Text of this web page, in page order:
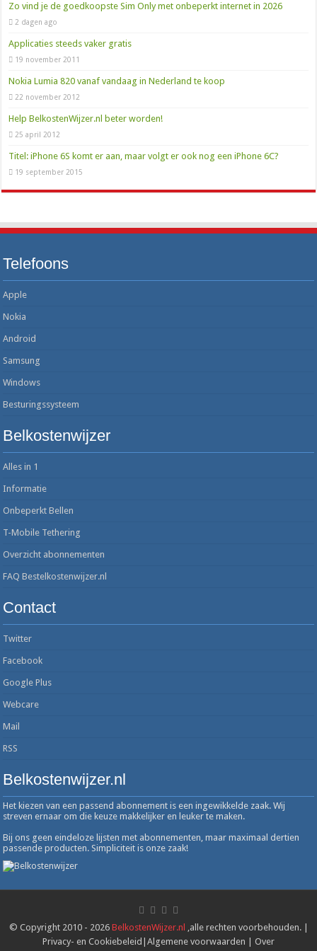
0900 OV9292: het telefoonnummer voor al je reisinfo
Zo vind je de goedkoopste Sim Only met onbeperkt internet in 2026
2 dagen ago
Applicaties steeds vaker gratis
19 november 2011
Nokia Lumia 820 vanaf vandaag in Nederland te koop
22 november 2012
Help BelkostenWijzer.nl beter worden!
25 april 2012
Titel: iPhone 6S komt er aan, maar volgt er ook nog een iPhone 6C?
19 september 2015
Telefoons
Apple
Nokia
Android
Samsung
Windows
Besturingssysteem
Belkostenwijzer
Alles in 1
Informatie
Onbeperkt Bellen
T-Mobile Tethering
Overzicht abonnementen
FAQ Bestelkostenwijzer.nl
Contact
Twitter
Facebook
Google Plus
Webcare
Mail
RSS
Belkostenwijzer.nl
Het kiezen van een passend abonnement is een ingewikkelde zaak. Wij
streven ernaar om die keuze makkelijker en leuker te maken.
Bij ons geen eindeloze lijsten met abonnementen, maar maximaal dertien
passende producten. Simpliciteit is onze zaak!
© Copyright 2010 - 2026 BelkostenWijzer.nl ,alle rechten voorbehouden. |
Privacy- en Cookiebeleid Algemene voorwaarden
Over